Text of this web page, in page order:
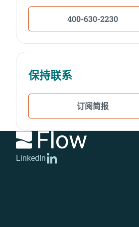
400-630-2230
保持联系
订阅简报
LinkedIn